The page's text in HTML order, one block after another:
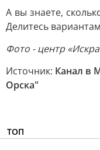
А вы знаете,
Делитесь
Фото - центр
Источник: Канал в
Орска"
ТОП